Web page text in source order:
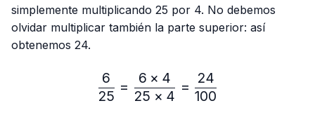
simplemente multiplicando 25 por 4. No debemos
olvidar multiplicar también la parte superior: así
obtenemos 24.
\frac{6}{25}=\frac{6 ×
25
6
=
25 × 4
6 × 4
=
100
24